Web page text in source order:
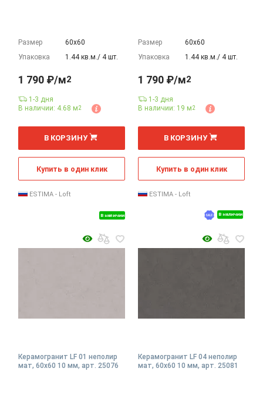
Размер
60х60
Упаковка
1.44 кв.м./ 4 шт.
В наличии
1 790 ₽/м2
1-3 дня
В наличии: 4.68 м2
м
В КОРЗИНУ
Купить в один клик
ESTIMA - Loft
Размер
60х60
Упаковка
1.44 кв.м./ 4 шт.
В наличии
1 790 ₽/м2
1-3 дня
В наличии: 19 м2
м
В КОРЗИНУ
Купить в один клик
ESTIMA - Loft
Керамогранит LF 01 неполир
мат, 60x60 10 мм, арт. 25076
Керамогранит LF 04 неполир
мат, 60x60 10 мм, арт. 25081